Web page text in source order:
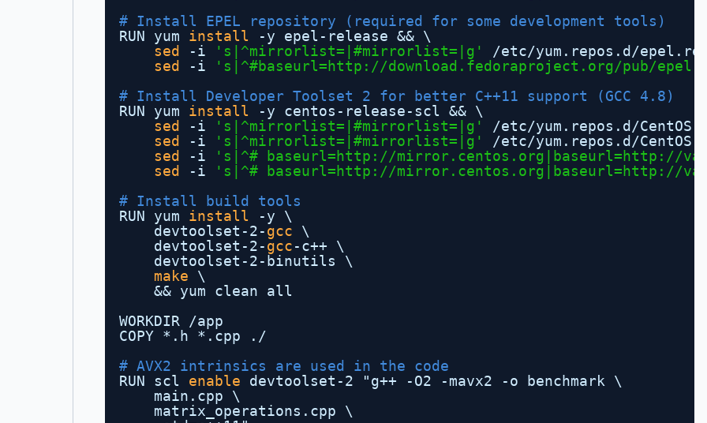
# Install EPEL repository (required for some development tools)
RUN yum install
-y epel-release && \
sed
-i 's|^mirrorlist=|#mirrorlist=|g' /etc/yum .repos.d /epel
sed
-i 's|^#baseurl=http://download.fedoraproject.org/pub/epel
# Install Developer Toolset 2 for better C++11 support (GCC 4.8)
RUN yum install
-y centos-release-scl && \
sed
-i 's|^mirrorlist=|#mirrorlist=|g' /etc/yum .repos.d /CentOS-
sed
-i 's|^mirrorlist=|#mirrorlist=|g' /etc/yum .repos.d /CentOS-
sed
-i 's|^# baseurl=http://mirror.centos.org |baseurl=http://
sed
-i 's|^# baseurl=http://mirror.centos.org |baseurl=http://
# Install build tools
RUN yum install
-y \
devtoolset-2-gcc
\
devtoolset-2-gcc-c++ \
devtoolset-2-binutils \
make
\
&& yum clean all
WORKDIR /app
COPY *.h *.cpp ./
# AVX2 intrinsics are used in the code
RUN scl enable
devtoolset-2 "g++ -O2 -mavx2 -o benchmark \
main.cpp \
matrix_operations.cpp \